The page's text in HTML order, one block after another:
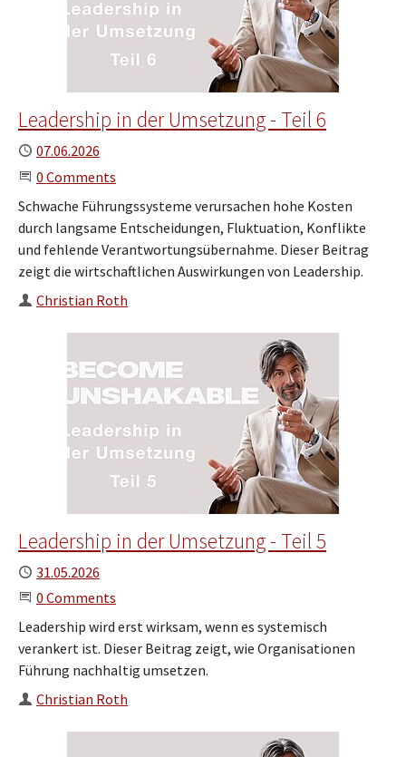
Leadership in der Umsetzung - Teil 6
Published
07.06.2026
Start the Conversation
0 Comments
Schwache Führungssysteme verursachen hohe Kosten
durch langsame Entscheidungen, Fluktuation, Konflikte
und fehlende Verantwortungsübernahme. Dieser Beitrag
zeigt die wirtschaftlichen Auswirkungen von Leadership.
Author
Christian Roth
Leadership in der Umsetzung - Teil 5
Published
31.05.2026
Start the Conversation
0 Comments
Leadership wird erst wirksam, wenn es systemisch
verankert ist. Dieser Beitrag zeigt, wie Organisationen
Führung nachhaltig umsetzen.
Author
Christian Roth